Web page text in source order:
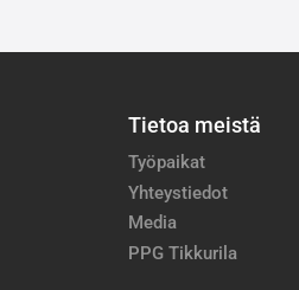
Tietoa meistä
Työpaikat
Yhteystiedot
Media
PPG Tikkurila